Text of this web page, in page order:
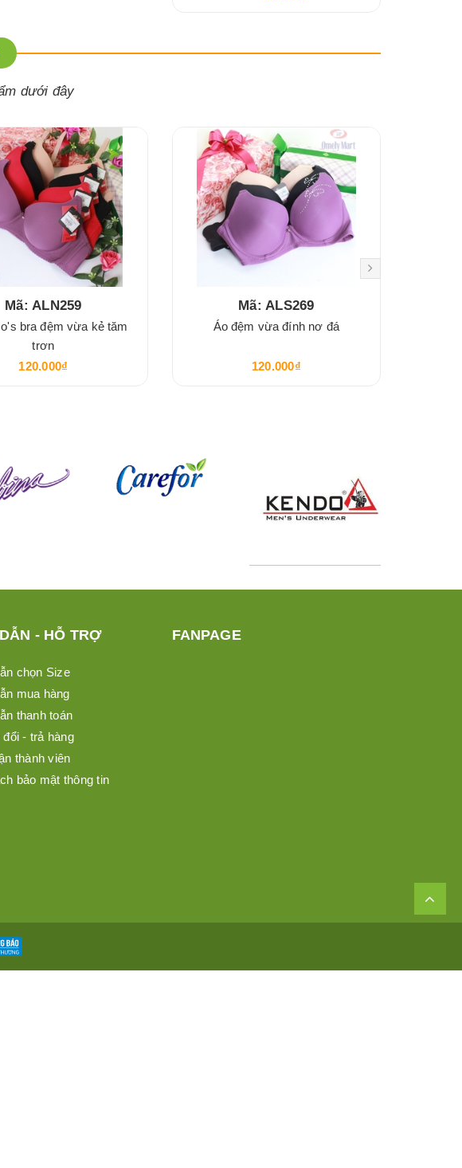
dưới đây
Mã: ALN259
bra đệm vừa kẻ tăm
trơn
120.000₫
Mã: ALS269
Áo đệm vừa đính nơ đá
120.000₫
- HỖ TRỢ
chọn Size
mua hàng
thanh toán
- trả hàng
thành viên
bảo mật thông tin
FANPAGE